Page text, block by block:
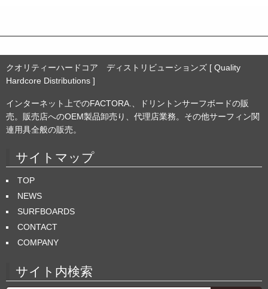
クオリティーハードコア ディストリビューションズ [ Quality
Hardcore Distributions ]
インターネット上でのFACTORA.、ドリントンサーフボードの販
売。販売店へのOEM製品卸売り、代理店業務。その他サーフィン関
連用具全般の販売。
サイトマップ
TOP
NEWS
SURFBOARDS
CONTACT
COMPANY
サイト内検索